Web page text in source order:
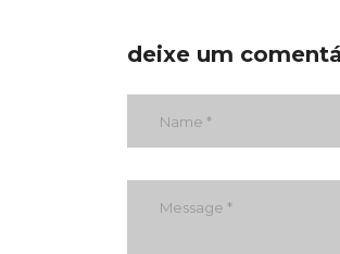
deixe um